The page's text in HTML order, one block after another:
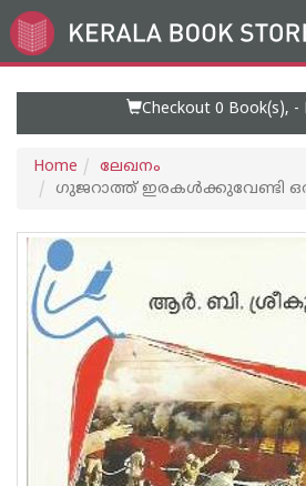
Go
to
Checkout 0 Book(s), -
Home
ലേഖനം
ഗുജറാത്ത്‌ ഇരകള്‍ക്കുവേണ്ടി ഒരു